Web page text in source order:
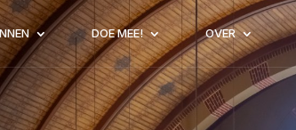
DOE MEE! OVER